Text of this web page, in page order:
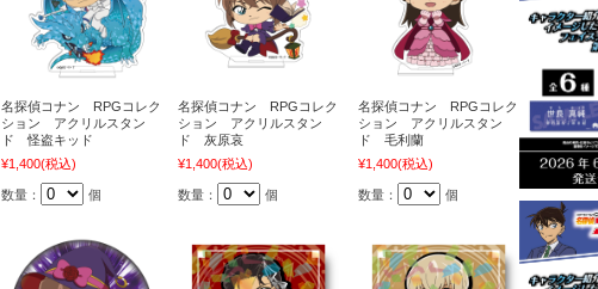
名探偵コナン RPGコレク
ション アクリルスタン
ド 怪盗キッド
¥1,400(税込)
数量： 個
名探偵コナン RPGコレク
ション アクリルスタン
ド 灰原哀
¥1,400(税込)
数量： 個
名探偵コナン RPGコレク
ション アクリルスタン
ド 毛利蘭
¥1,400(税込)
数量： 個